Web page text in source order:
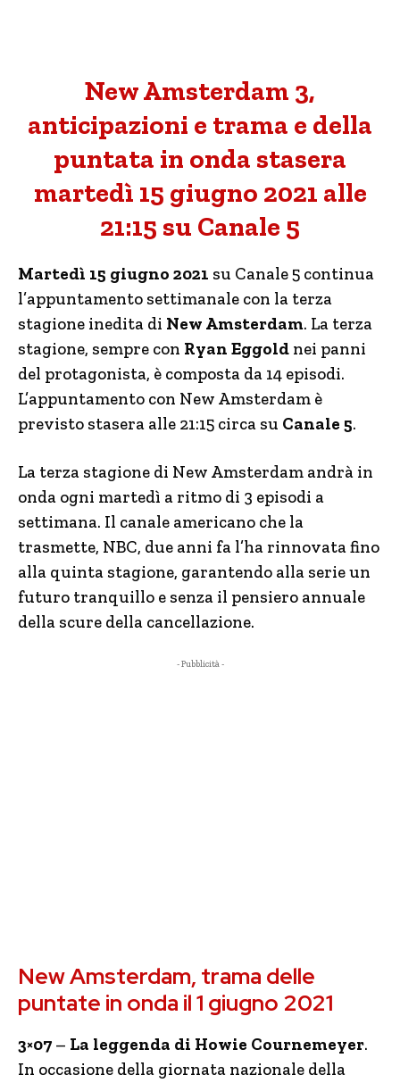
New Amsterdam 3,
anticipazioni e trama e della
puntata in onda stasera
martedì 15 giugno 2021 alle
21:15 su Canale 5
Martedì 15 giugno 2021 su Canale 5 continua
l’appuntamento settimanale con la terza
stagione inedita di New Amsterdam. La terza
stagione, sempre con Ryan Eggold nei panni
del protagonista, è composta da 14 episodi.
L’appuntamento con New Amsterdam è
previsto stasera alle 21:15 circa su Canale 5.
La terza stagione di New Amsterdam andrà in
onda ogni martedì a ritmo di 3 episodi a
settimana. Il canale americano che la
trasmette, NBC, due anni fa l’ha rinnovata fino
alla quinta stagione, garantendo alla serie un
futuro tranquillo e senza il pensiero annuale
della scure della cancellazione.
- Pubblicità -
New Amsterdam, trama delle
puntate in onda il 1 giugno 2021
3×07 – La leggenda di Howie Cournemeyer.
In occasione della giornata nazionale della